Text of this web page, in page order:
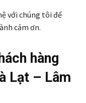
với chúng tôi để
cảm ơn.
hàng
Lạt – Lâm